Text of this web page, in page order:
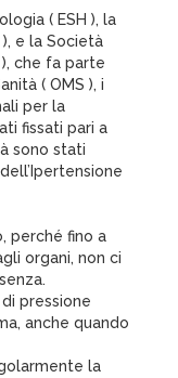
( ESH ), la
e la Società
), che fa parte
( OMS ), i
per la
fissati pari a
sono stati
perché fino a
organi, non ci
pressione
anche quando
la